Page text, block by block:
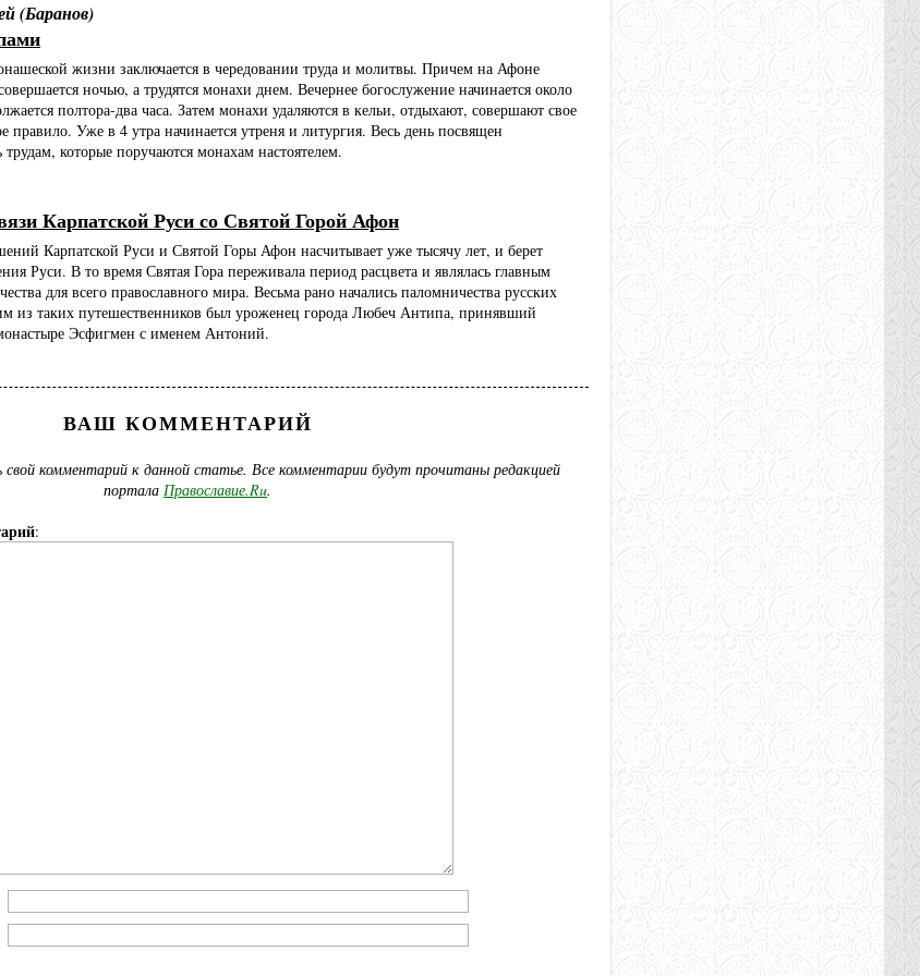
(Баранов)
жизни заключается в чередовании труда и молитвы. Причем на Афоне
ночью, а трудятся монахи днем. Вечернее богослужение начинается около
полтора-два часа. Затем монахи удаляются в кельи, отдыхают, совершают свое
правило. Уже в 4 утра начинается утреня и литургия. Весь день посвящен
которые поручаются монахам настоятелем.
Карпатской Руси со Святой Горой Афон
Карпатской Руси и Святой Горы Афон насчитывает уже тысячу лет, и берет
Руси. В то время Святая Гора переживала период расцвета и являлась главным
для всего православного мира. Весьма рано начались паломничества русских
из таких путешественников был уроженец города Любеч Антипа, принявший
Эсфигмен с именем Антоний.
ВАШ КОММЕНТАРИЙ
комментарий к данной статье. Все комментарии будут прочитаны редакцией
портала Православие.Ru.
: